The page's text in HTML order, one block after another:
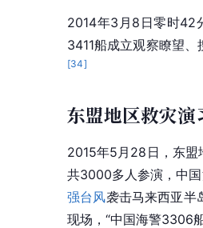
2014年3月8日零时42
3411船成立观察瞭望
[34]
东盟地区救灾演
2015年5月28日，东盟
共3000多人参演，中
强台风袭击马来西亚半
现场，“中国海警3306